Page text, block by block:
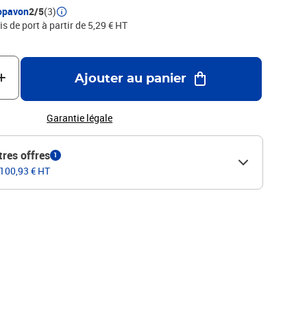
2/5(3)
de port à partir de 5,29 € HT
Ajouter au panier
Garantie légale
offres 1
€ HT